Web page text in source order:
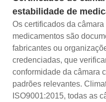
estabilidade de
Os certificados da
medicamentos são
fabricantes ou
credenciadas, que
conformidade da câmara
padrões relevantes.
ISO9001:2015, todas as